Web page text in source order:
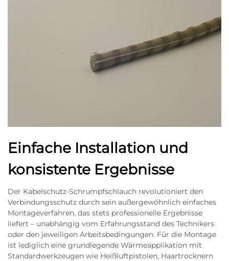
Einfache Installation und
konsistente Ergebnisse
Der Kabelschutz-Schrumpfschlauch revolutioniert den
Verbindungsschutz durch sein außergewöhnlich einfaches
Montageverfahren, das stets professionelle Ergebnisse
liefert – unabhängig vom Erfahrungsstand des Technikers
oder den jeweiligen Arbeitsbedingungen. Für die Montage
ist lediglich eine grundlegende Wärmeapplikation mit
Standardwerkzeugen wie Heißluftpistolen, Haartrocknern